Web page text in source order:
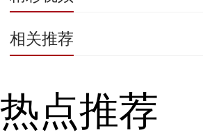
相关推荐
热点推荐